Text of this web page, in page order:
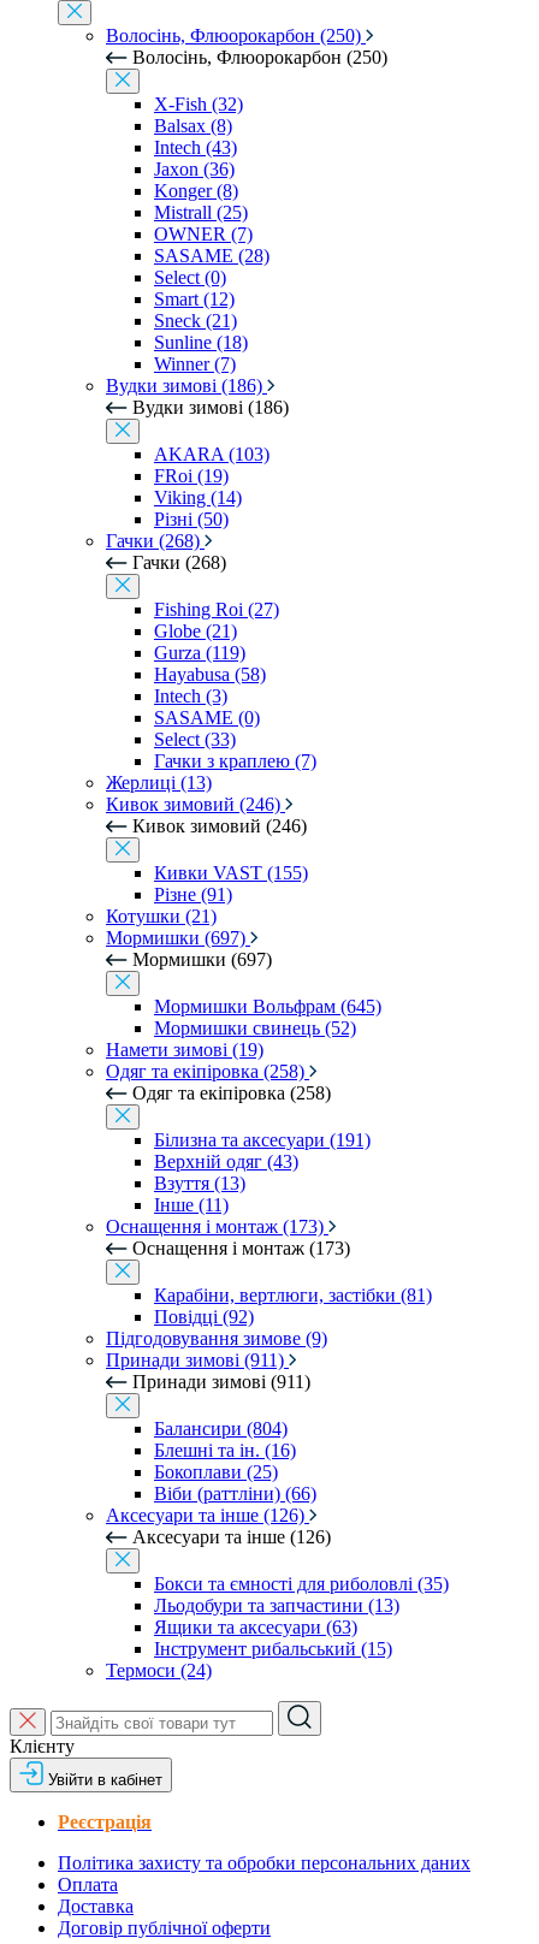
Волосінь, Флюорокарбон (250)
Волосінь, Флюорокарбон (250)
X-Fish (32)
Balsax (8)
Intech (43)
Jaxon (36)
Konger (8)
Mistrall (25)
OWNER (7)
SASAME (28)
Select (0)
Smart (12)
Sneck (21)
Sunline (18)
Winner (7)
Вудки зимові (186)
Вудки зимові (186)
AKARA (103)
FRoi (19)
Viking (14)
Різні (50)
Гачки (268)
Гачки (268)
Fishing Roi (27)
Globe (21)
Gurza (119)
Hayabusa (58)
Intech (3)
SASAME (0)
Select (33)
Гачки з краплею (7)
Жерлиці (13)
Кивок зимовий (246)
Кивок зимовий (246)
Кивки VAST (155)
Різне (91)
Котушки (21)
Мормишки (697)
Мормишки (697)
Мормишки Вольфрам (645)
Мормишки свинець (52)
Намети зимові (19)
Одяг та екіпіровка (258)
Одяг та екіпіровка (258)
Білизна та аксесуари (191)
Верхній одяг (43)
Взуття (13)
Інше (11)
Оснащення і монтаж (173)
Оснащення і монтаж (173)
Карабіни, вертлюги, застібки (81)
Повідці (92)
Підгодовування зимове (9)
Принади зимові (911)
Принади зимові (911)
Балансири (804)
Блешні та ін. (16)
Бокоплави (25)
Віби (раттліни) (66)
Аксесуари та інше (126)
Аксесуари та інше (126)
Бокси та ємності для риболовлі (35)
Льодобури та запчастини (13)
Ящики та аксесуари (63)
Інструмент рибальський (15)
Термоси (24)
Клієнту
Увійти в кабінет
Реєстрація
Політика захисту та обробки персональних даних
Оплата
Доставка
Договір публічної оферти